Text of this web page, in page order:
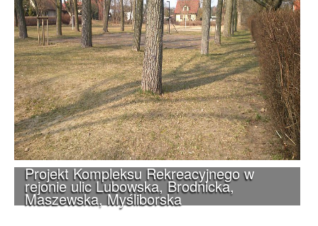
Projekt Kompleksu Rekreacyjnego w
rejonie ulic Lubowska, Brodnicka,
Maszewska, Myśliborska